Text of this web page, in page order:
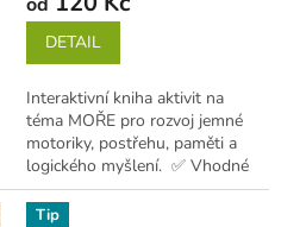
DETAIL
Interaktivní kniha aktivit na
téma MOŘE pro rozvoj jemné
motoriky, postřehu, paměti a
logického myšlení. ✅ Vhodné
pro děti od 1 do 5...
Tip